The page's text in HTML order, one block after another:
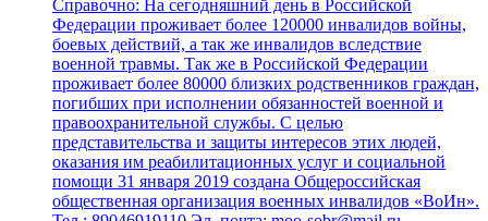
Справочно: На сегодняшний день в Российской
Федерации проживает более 120000 инвалидов войны,
боевых действий, а так же инвалидов вследствие
военной травмы. Так же в Российской Федерации
проживает более 80000 близких родственников граждан,
погибших при исполнении обязанностей военной и
правоохранительной службы. С целью
представительства и защиты интересов этих людей,
оказания им реабилитационных услуг и социальной
помощи 31 января 2019 создана Общероссийская
общественная организация военных инвалидов «ВоИн».